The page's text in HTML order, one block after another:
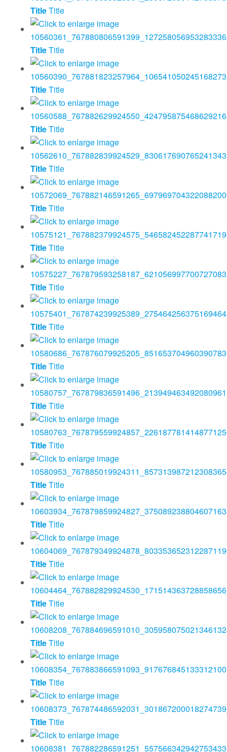
TitleTitle
TitleTitle
TitleTitle
TitleTitle
TitleTitle
TitleTitle
TitleTitle
TitleTitle
TitleTitle
TitleTitle
TitleTitle
TitleTitle
TitleTitle
TitleTitle
TitleTitle
TitleTitle
TitleTitle
TitleTitle
TitleTitle